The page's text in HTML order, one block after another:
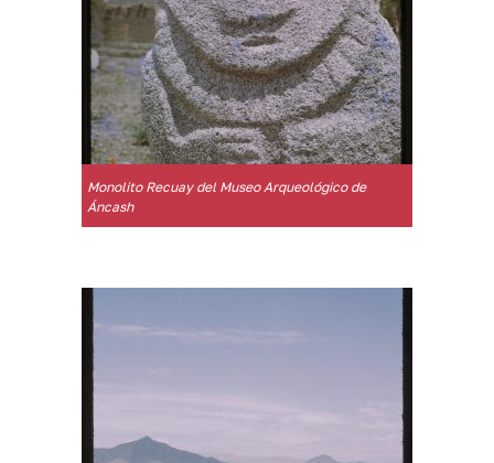
Monolito Recuay del Museo Arqueológico de
Áncash